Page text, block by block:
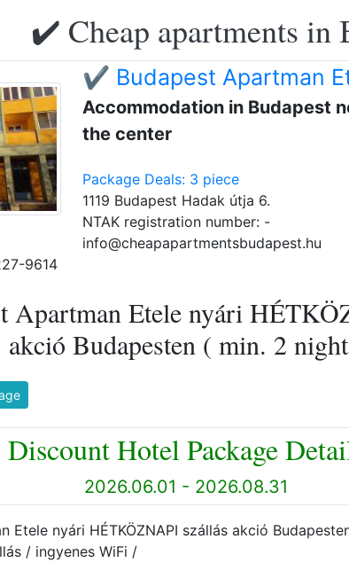
✔️ Cheap apartments in
✔️ Budapest Apartman
Accommodation in Budapest
the center
Package Deals: 3 piece
1119 Budapest Hadak útja 6.
NTAK registration number: -
info@cheapapartmentsbudapest.hu
9614
Apartman Etele nyári
akció Budapesten ( min. 2
Discount Hotel Package
2026.06.01 - 2026.08.31
Etele nyári HÉTKÖZNAPI szállás akció
/ ingyenes WiFi /